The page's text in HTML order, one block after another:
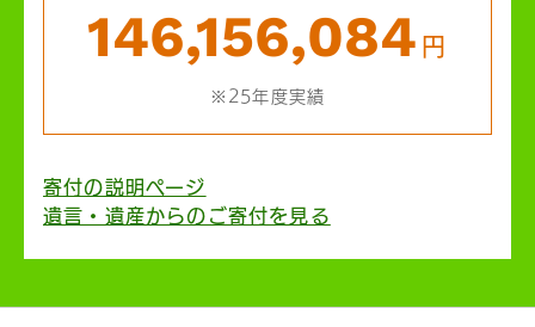
146,156,084 円
※25年度実績
寄付の説明ページ
遺言・遺産からのご寄付を見る